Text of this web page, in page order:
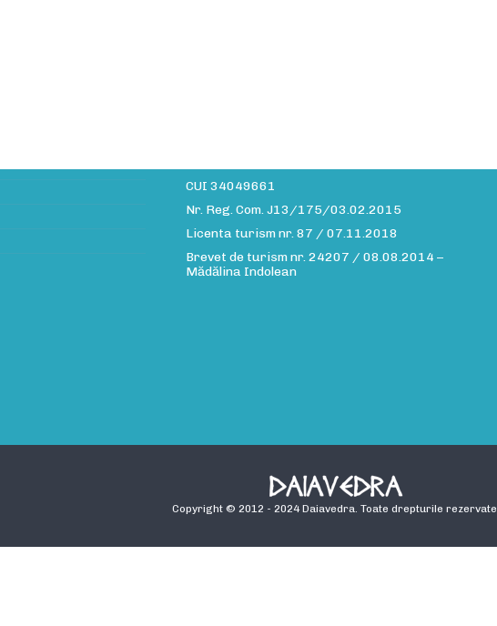
CUI 34049661
Nr. Reg. Com. J13/175/03.02.2015
Licenta turism nr. 87 / 07.11.2018
Brevet de turism nr. 24207 / 08.08.2014 –
Mădălina Indolean
Copyright © 2012 - 2024 Daiavedra. Toate drepturile